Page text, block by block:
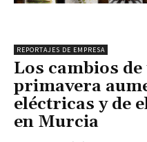
REPORTAJES DE EMPRESA
Los cambios
primavera
eléctricas y de
en Murcia